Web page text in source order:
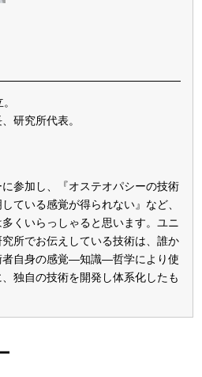
研究所代表。
参加し、『オステオパシーの技術
ている感覚が得られない』など、
くいらっしゃると思います。ユニ
所でお伝えしている技術は、誰か
者自身の感覚―知識―哲学により使
独自の技術を開発し体系化したも